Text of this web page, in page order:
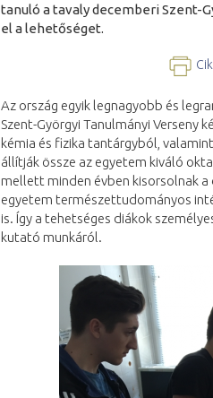
tanuló a tavaly decemberi Szent-
el a lehetőséget.
Az ország egyik legnagyobb és
Szent-Györgyi Tanulmányi Verseny
kémia és fizika tantárgyból,
állítják össze az egyetem kiváló
mellett minden évben kisorsolnak
egyetem természettudományos
is. Így a tehetséges diákok
kutató munkáról.